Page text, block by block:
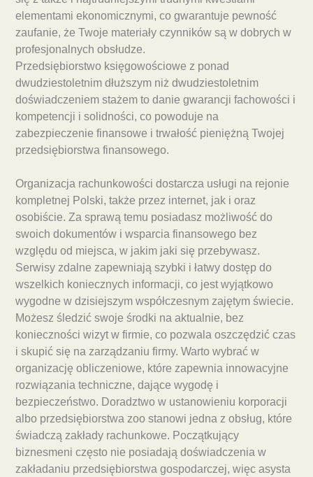
elementami ekonomicznymi, co gwarantuje pewność
zaufanie, że Twoje materiały czynników są w dobrych w
profesjonalnych obsłudze.
Przedsiębiorstwo księgowościowe z ponad
dwudziestoletnim dłuższym niż dwudziestoletnim
doświadczeniem stażem to danie gwarancji fachowości i
kompetencji i solidności, co powoduje na
zabezpieczenie finansowe i trwałość pieniężną Twojej
przedsiębiorstwa finansowego.
Organizacja rachunkowości dostarcza usługi na rejonie
kompletnej Polski, także przez internet, jak i oraz
osobiście. Za sprawą temu posiadasz możliwość do
swoich dokumentów i wsparcia finansowego bez
względu od miejsca, w jakim jaki się przebywasz.
Serwisy zdalne zapewniają szybki i łatwy dostęp do
wszelkich koniecznych informacji, co jest wyjątkowo
wygodne w dzisiejszym współczesnym zajętym świecie.
Możesz śledzić swoje środki na aktualnie, bez
konieczności wizyt w firmie, co pozwala oszczędzić czas
i skupić się na zarządzaniu firmy. Warto wybrać w
organizację obliczeniowe, które zapewnia innowacyjne
rozwiązania techniczne, dające wygodę i
bezpieczeństwo. Doradztwo w ustanowieniu korporacji
albo przedsiębiorstwa zoo stanowi jedna z obsług, które
świadczą zakłady rachunkowe. Początkujący
biznesmeni często nie posiadają doświadczenia w
zakładaniu przedsiębiorstwa gospodarczej, więc asysta